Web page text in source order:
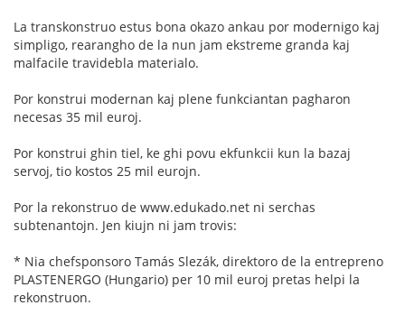
La transkonstruo estus bona okazo ankau por modernigo kaj
simpligo, rearangho de la nun jam ekstreme granda kaj
malfacile travidebla materialo.
Por konstrui modernan kaj plene funkciantan pagharon
necesas 35 mil euroj.
Por konstrui ghin tiel, ke ghi povu ekfunkcii kun la bazaj
servoj, tio kostos 25 mil eurojn.
Por la rekonstruo de www.edukado.net ni serchas
subtenantojn. Jen kiujn ni jam trovis:
* Nia chefsponsoro Tamás Slezák, direktoro de la entrepreno
PLASTENERGO (Hungario) per 10 mil euroj pretas helpi la
rekonstruon.